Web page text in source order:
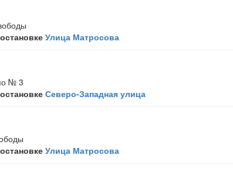
Улица Матросова
№ 3
Северо-Западная улица
Улица Матросова